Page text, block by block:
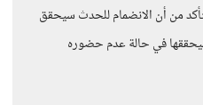
من أن الانضمام للحدث سيحقق
في حالة عدم حضوره